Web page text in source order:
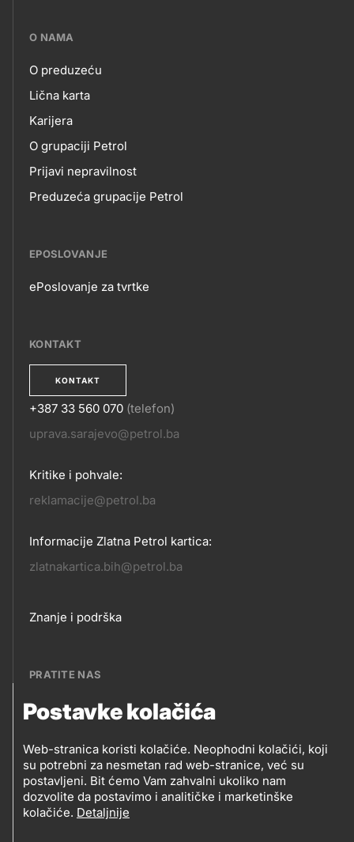
Postavke kolačića
Web-stranica koristi kolačiće. Neophodni kolačići, koji
su potrebni za nesmetan rad web-stranice, već su
postavljeni. Bit ćemo Vam zahvalni ukoliko nam
dozvolite da postavimo i analitičke i marketinške
kolačiće. Detaljnije
???
skupno.footer-
title???
O NAMA
O
NAMA
O preduzeću
Lična karta
Karijera
O grupaciji Petrol
Prijavi nepravilnost
Preduzeća grupacije Petrol
EPOSLOVANJE
ePoslovanje za tvrtke
KONTAKT
KONTAKT
KONTAKT
+387 33 560 070 (telefon)
uprava.sarajevo@petrol.ba
Kritike i pohvale:
reklamacije@petrol.ba
Informacije Zlatna Petrol kartica:
zlatnakartica.bih@petrol.ba
Footer
Znanje i podrška
PRATITE NAS
PRATITE
NAS
Petrol BH Oil Company, d.o.o.
Džemala Bijedića 202, 71210 Ilidža, Sarajevo
Social